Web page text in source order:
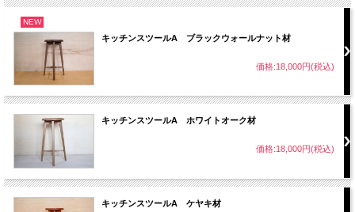
NEW
キッチンスツールA ブラックウォールナット材
価格:18,000円(税込)
キッチンスツールA ホワイトオーク材
価格:18,000円(税込)
キッチンスツールA ケヤキ材